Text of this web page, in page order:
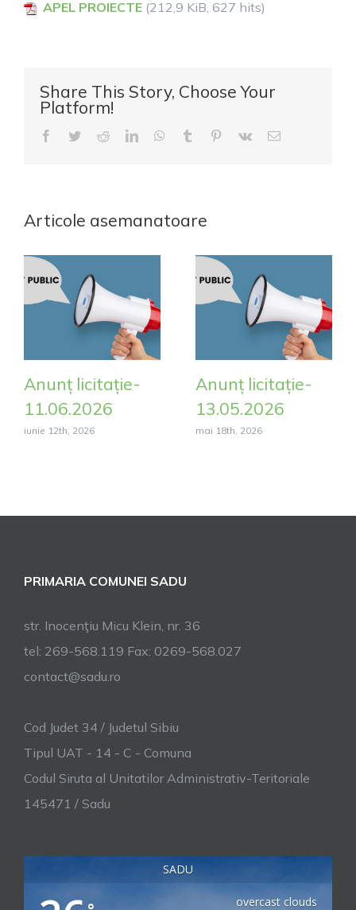
APEL PROIECTE (212,9 KiB, 627 hits)
Share This Story, Choose Your
Platform!
Facebook
TwitterRedditLinkedInWhatsApp
Tumblr Pinterest
Vk
E-
Articole asemanatoare
Anunț licitație-
11.06.2026
iunie 12th, 2026
Anunț licitație-
13.05.2026
mai 18th, 2026
PRIMARIA COMUNEI SADU
str. Inocenţiu Micu Klein, nr. 36
tel: 269-568.119 Fax: 0269-568.027
contact@sadu.ro
Cod Judet 34 / Judetul Sibiu
Tipul UAT - 14 - C - Comuna
Codul Siruta al Unitatilor Administrativ-Teritoriale
145471 / Sadu
SADU
overcast clouds